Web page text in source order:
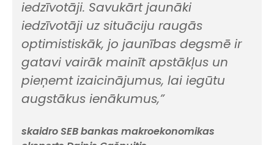
iedzīvotāji. Savukārt jaunāki
iedzīvotāji uz situāciju raugās
optimistiskāk, jo jaunības degsmē ir
gatavi vairāk mainīt apstākļus un
pieņemt izaicinājumus, lai iegūtu
augstākus ienākumus,”
skaidro SEB bankas makroekonomikas